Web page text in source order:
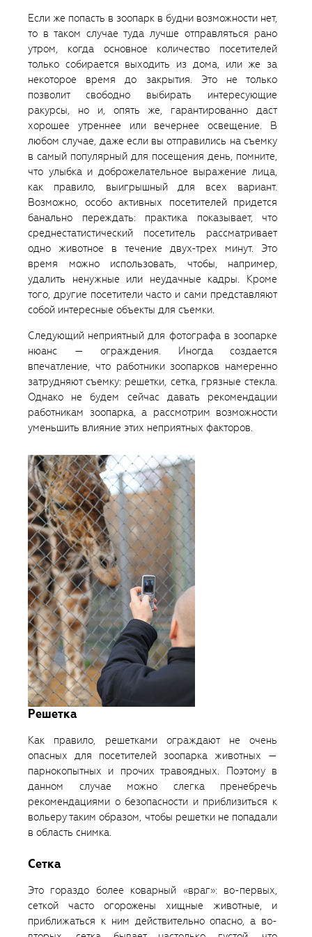
Если же попасть в зоопарк в будни возможности нет,
то в таком случае туда лучше отправляться рано
утром, когда основное количество посетителей
только собирается выходить из дома, или же за
некоторое время до закрытия. Это не только
позволит свободно выбирать интересующие
ракурсы, но и, опять же, гарантированно даст
хорошее утреннее или вечернее освещение. В
любом случае, даже если вы отправились на съемку
в самый популярный для посещения день, помните,
что улыбка и доброжелательное выражение лица,
как правило, выигрышный для всех вариант.
Возможно, особо активных посетителей придется
банально переждать: практика показывает, что
среднестатистический посетитель рассматривает
одно животное в течение двух-трех минут. Это
время можно использовать, чтобы, например,
удалить ненужные или неудачные кадры. Кроме
того, другие посетители часто и сами представляют
собой интересные объекты для съемки.
Следующий неприятный для фотографа в зоопарке
нюанс — ограждения. Иногда создается
впечатление, что работники зоопарков намеренно
затрудняют съемку: решетки, сетка, грязные стекла.
Однако не будем сейчас давать рекомендации
работникам зоопарка, а рассмотрим возможности
уменьшить влияние этих неприятных факторов.
Решетка
Как правило, решетками ограждают не очень
опасных для посетителей зоопарка животных —
парнокопытных и прочих травоядных. Поэтому в
данном случае можно слегка пренебречь
рекомендациями о безопасности и приблизиться к
вольеру таким образом, чтобы решетки не попадали
в область снимка.
Сетка
Это гораздо более коварный «враг»: во-первых,
сеткой часто огорожены хищные животные, и
приближаться к ним действительно опасно, а во-